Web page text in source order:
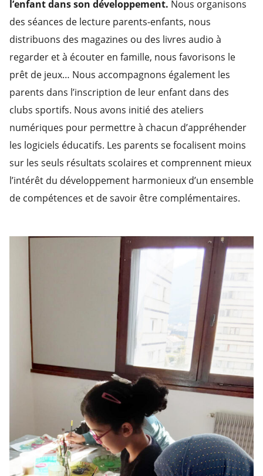
l’enfant dans son développement. Nous organisons
des séances de lecture parents-enfants, nous
distribuons des magazines ou des livres audio à
regarder et à écouter en famille, nous favorisons le
prêt de jeux… Nous accompagnons également les
parents dans l’inscription de leur enfant dans des
clubs sportifs. Nous avons initié des ateliers
numériques pour permettre à chacun d’appréhender
les logiciels éducatifs. Les parents se focalisent moins
sur les seuls résultats scolaires et comprennent mieux
l’intérêt du développement harmonieux d’un ensemble
de compétences et de savoir être complémentaires.